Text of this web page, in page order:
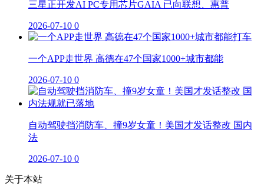
三星正开发AI PC专用芯片GAIA 已向联想、惠普
2026-07-10 0
一个APP走世界 高德在47个国家1000+城市都能
2026-07-10 0
自动驾驶挡消防车、撞9岁女童！美国才发话整改 国内
法
2026-07-10 0
关于本站